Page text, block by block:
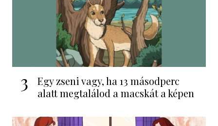
3
Egy zseni vagy, ha 13 másodperc
alatt megtalálod a macskát a képen